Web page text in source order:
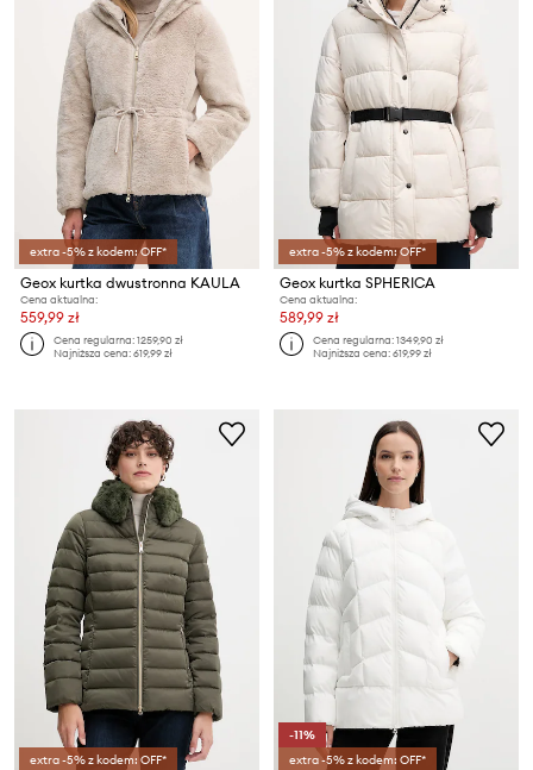
extra -5% z kodem: OFF*
Geox kurtka dwustronna KAULA
Cena aktualna:
559,99 zł
Cena regularna:1259,90 zł
Najniższa cena:619,99 zł
extra -5% z kodem: OFF*
Geox kurtka SPHERICA
Cena aktualna:
589,99 zł
Cena regularna:1349,90 zł
Najniższa cena:619,99 zł
extra -5% z kodem: OFF*
-11%
extra -5% z kodem: OFF*